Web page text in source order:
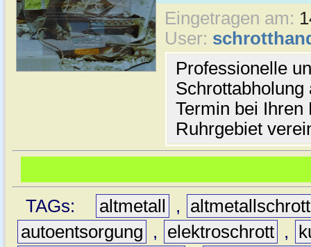
Eingetragen am:
User:
Professionelle
Schrottabholung
Termin bei Ihren
Ruhrgebiet
TAGs: altmetall ,
altmetallschrott
autoentsorgung
, elektroschrott ,